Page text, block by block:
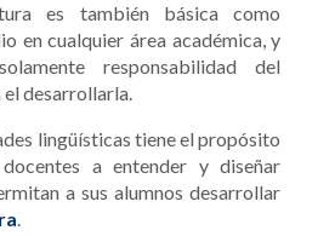
es también básica como
en cualquier área académica, y
responsabilidad del
desarrollarla.
lingüísticas tiene el propósito
a entender y diseñar
a sus alumnos desarrollar
.